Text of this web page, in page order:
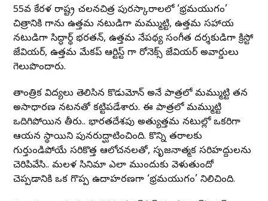
55వ కేరళ రాష్ట్ర చలనచిత్ర పురస్కారాలలో ‘భ్రమయుగం’
చిత్రానికి గాను ఉత్తమ నటుడిగా మమ్ముట్టి, ఉత్తమ సహాయ
నటుడిగా సిద్ధార్థ్ భరతన్, ఉత్తమ నేపథ్య సంగీత దర్శకుడిగా క్రిస్టో
జేవియర్, ఉత్తమ మేకప్ ఆర్టిస్ట్ గా రోనెక్స్ జేవియర్ అవార్డులు
గెలుపొందారు.
తాంత్రిక విద్యలు తెలిసిన కొడుమోన్ అనే పాత్రలో మమ్ముట్టి తన
అసాధారణ నటనతో కట్టిపడేశారు. ఈ పాత్రలో మమ్ముట్టి
ఒదిగిపోయిన తీరు.. భారతదేశపు అత్యుత్తమ నటుల్లో ఒకరిగా
ఆయన స్థాయిని పునరుద్ఘాటించింది. కొన్ని తరాలకు
గుర్తుండిపోయే సరికొత్త ఆలోచనలతో, సృజనాత్మక సరిహద్దులను
చెరిపివేసి.. మలయాళ సినిమా ఎలా ముందుకు వెళుతుందో
చెప్పడానికి ఒక గొప్ప ఉదాహరణగా ‘భ్రమయుగం’ నిలిచింది.